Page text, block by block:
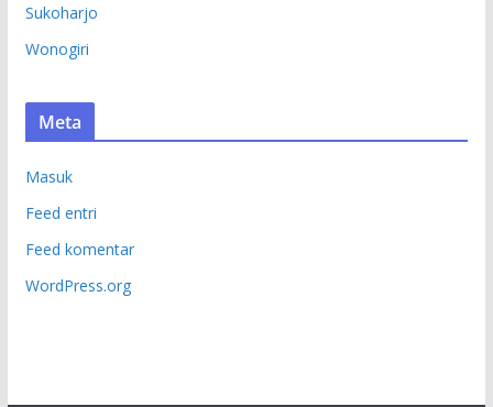
Sukoharjo
Wonogiri
Meta
Masuk
Feed entri
Feed komentar
WordPress.org